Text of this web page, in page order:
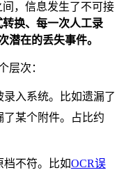
，信息发生了不可接
换、每一次人工录
潜在的丢失事件。
层次：
入系统。比如遗漏了
某个附件。占比约
不符。比如OCR误